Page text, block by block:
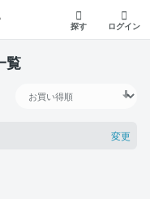
探す ログイン
覧
変更